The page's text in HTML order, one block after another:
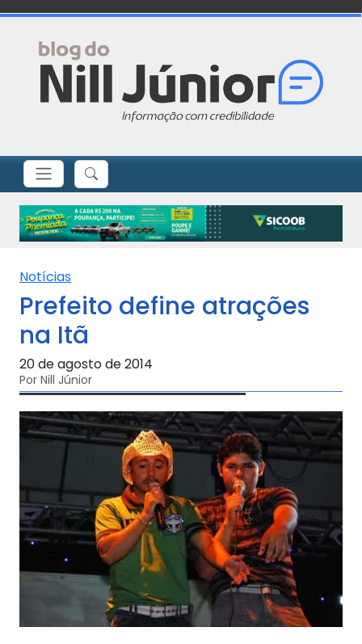
Notícias
Prefeito define atrações
na Itã
20 de agosto de 2014
Por Nill Júnior